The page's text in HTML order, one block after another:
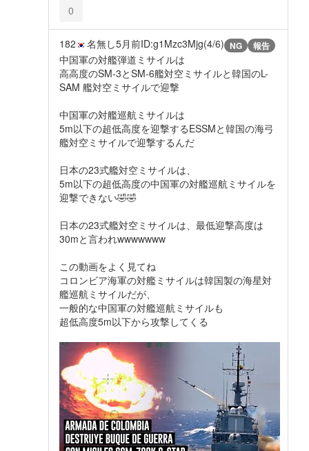
0
182 名無し5月前ID:g1Mzc3Mjg(4/6) NG 報告
中国軍の対艦弾道ミサイルは
高高度のSM-3とSM-6艦対空ミサイルと韓国のL-
SAM 艦対空ミサイルで迎撃
中国軍の対艦巡航ミサイルは
5m以下の超低高度を迎撃するESSMと韓国の海弓
艦対空ミサイルで迎撃するんだ
日本の23式艦対空ミサイルは、
5m以下の超低高度の中国軍の対艦巡航ミサイルを
迎撃できない🤣🤣
日本の23式艦対空ミサイルは、最低迎撃高度は
30mと言われwwwwwww
この動画をよく見てね
コロンビア海軍の対艦ミサイルは韓国製の海星対
艦巡航ミサイルだが、
一般的な中国軍の対艦巡航ミサイルも
超低高度5m以下から攻撃してくる